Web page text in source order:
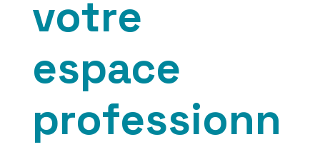
votre
espace
professionn